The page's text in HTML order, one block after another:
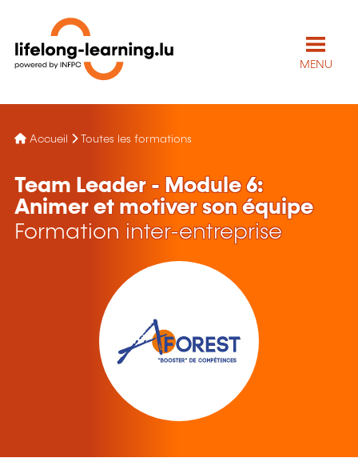
MENU
Accueil Toutes les formations
Team Leader - Module 6:
Animer et motiver son équipe
Formation inter-entreprise